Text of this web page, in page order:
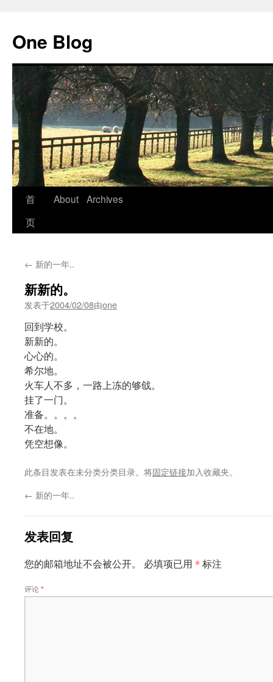
正
文
One Blog
首
页
About Archives
← 新的一年..
新新的。
发表于2004/02/08由one
回到学校。
新新的。
心心的。
希尔地。
火车人不多，一路上冻的够戗。
挂了一门。
准备。。。。
不在地。
凭空想像。
此条目发表在未分类分类目录。将固定链接加入收藏夹。
← 新的一年..
发表回复
您的邮箱地址不会被公开。 必填项已用 * 标注
评论*